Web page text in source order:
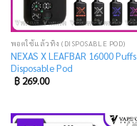
พอตใช้แล้วทิ้ง (DISPOSABLE POD)
NEXAS X LEAFBAR 16000 Puffs
Disposable Pod
฿269.00